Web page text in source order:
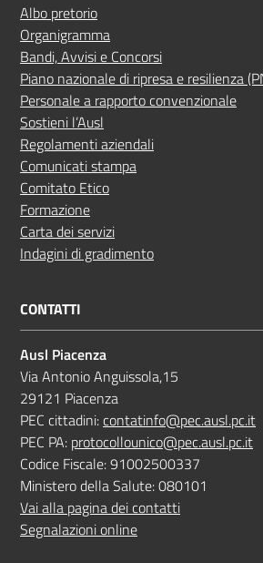
Albo pretorio
Organigramma
Bandi, Avvisi e Concorsi
Piano nazionale di ripresa e resilienza
Personale a rapporto convenzionale
Sostieni l’Ausl
Regolamenti aziendali
Comunicati stampa
Comitato Etico
Formazione
Carta dei servizi
Indagini di gradimento
CONTATTI
Ausl Piacenza
Via Antonio Anguissola,15
29121 Piacenza
PEC cittadini:contatinfo@pec.ausl.pc.it
PEC PA: protocollounico@pec.ausl.pc.it
Codice Fiscale: 91002500337
Ministero della Salute: 080101
Vai alla pagina dei contatti
Segnalazioni online